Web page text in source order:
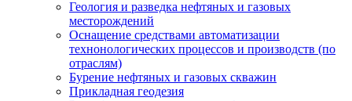
Геология и разведка нефтяных и газовых
месторождений
Оснащение средствами автоматизации
технонологических процессов и производств (по
отраслям)
Бурение нефтяных и газовых скважин
Прикладная геодезия